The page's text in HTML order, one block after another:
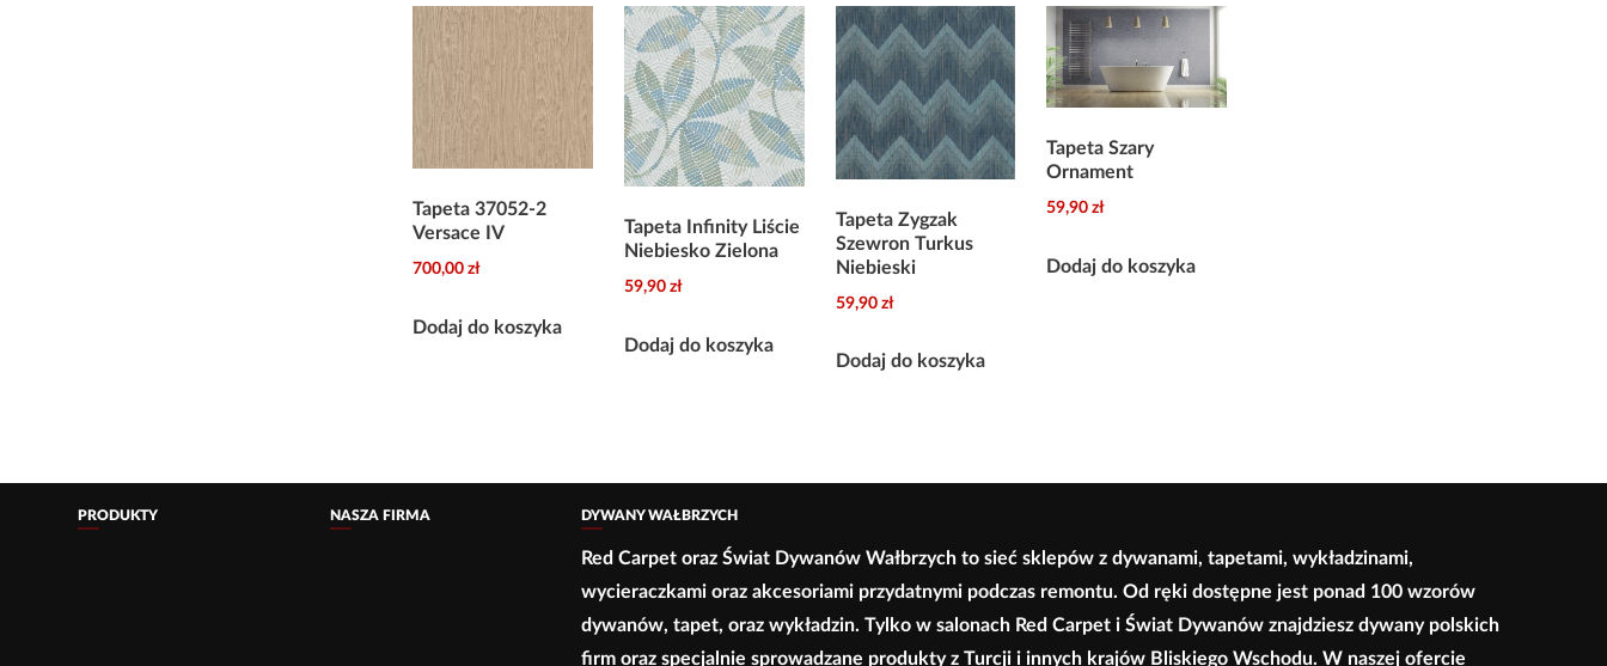
Tapeta 37052-2
Versace IV
700,00zł
Dodaj do koszyka
Tapeta Infinity Liście
Niebiesko Zielona
59,90 zł
Dodaj do koszyka
Tapeta Zygzak
Szewron Turkus
Niebieski
59,90 zł
Dodaj do koszyka
Tapeta Szary
Ornament
59,90zł
Dodaj do koszyka
PRODUKTY NASZA FIRMA DYWANY WAŁBRZYCH
Red Carpet oraz Świat Dywanów Wałbrzych to sieć sklepów z dywanami, tapetami, wykładzinami,
wycieraczkami oraz akcesoriami przydatnymi podczas remontu. Od ręki dostępne jest ponad 100 wzorów
dywanów, tapet, oraz wykładzin. Tylko w salonach Red Carpet i Świat Dywanów znajdziesz dywany polskich
firm oraz specjalnie sprowadzane produkty z Turcji i innych krajów Bliskiego Wschodu. W naszej ofercie